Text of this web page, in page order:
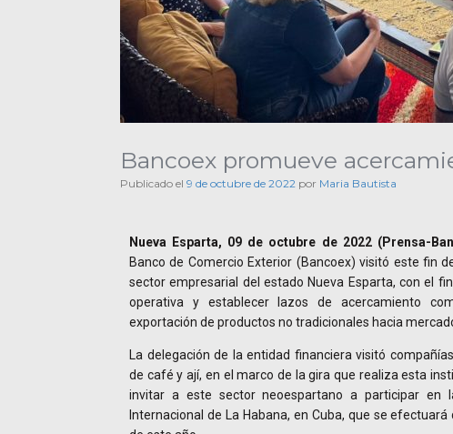
Bancoex promueve
Publicado el 9 de octubre de 2022 por Maria Bautista
Nueva Esparta, 09 de octubre de 2022 (Prensa-
Banco de Comercio Exterior (Bancoex) visitó este fin
sector empresarial del estado Nueva Esparta, con el
operativa y establecer lazos de acercamiento
exportación de productos no tradicionales hacia
La delegación de la entidad financiera visitó
de café y ají, en el marco de la gira que realiza esta
invitar a este sector neoespartano a participar en
Internacional de La Habana, en Cuba, que se